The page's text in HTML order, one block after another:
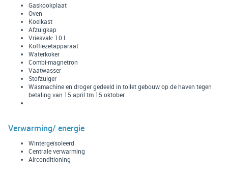
Gaskookplaat
Oven
Koelkast
Afzuigkap
Vriesvak: 10 l
Koffiezetapparaat
Waterkoker
Combi-magnetron
Vaatwasser
Stofzuiger
Wasmachine en droger gedeeld in toilet gebouw op de haven tegen
betaling van 15 april tm 15 oktober.
Verwarming/ energie
Wintergeïsoleerd
Centrale verwarming
Airconditioning